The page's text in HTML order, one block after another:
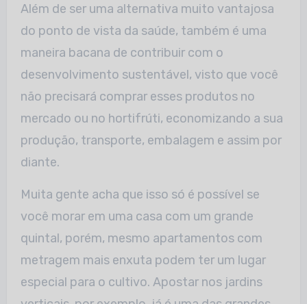
Além de ser uma alternativa muito vantajosa
do ponto de vista da saúde, também é uma
maneira bacana de contribuir com o
desenvolvimento sustentável, visto que você
não precisará comprar esses produtos no
mercado ou no hortifrúti, economizando a sua
produção, transporte, embalagem e assim por
diante.
Muita gente acha que isso só é possível se
você morar em uma casa com um grande
quintal, porém, mesmo apartamentos com
metragem mais enxuta podem ter um lugar
especial para o cultivo. Apostar nos jardins